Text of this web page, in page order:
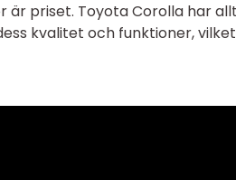
är priset. Toyota Corolla har
kvalitet och funktioner,